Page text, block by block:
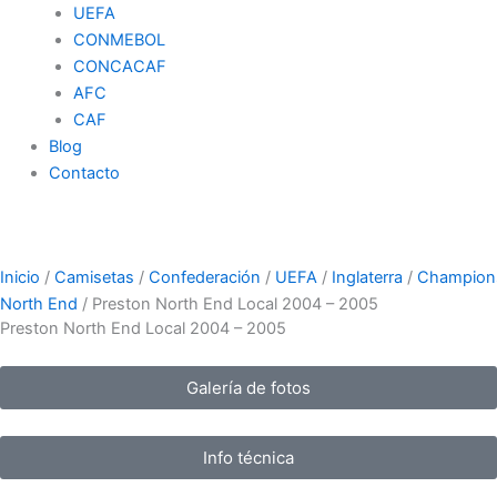
UEFA
CONMEBOL
CONCACAF
AFC
CAF
Blog
Contacto
Inicio / Camisetas / Confederación / UEFA / Inglaterra /
North End / Preston North End Local 2004 – 2005
Preston North End Local 2004 – 2005
Galería de fotos
Info técnica